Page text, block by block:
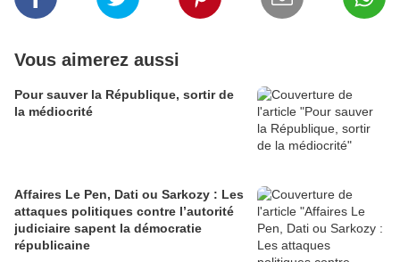
Vous aimerez aussi
Pour sauver la République, sortir de
la médiocrité
Affaires Le Pen, Dati ou Sarkozy : Les
attaques politiques contre l’autorité
judiciaire sapent la démocratie
républicaine